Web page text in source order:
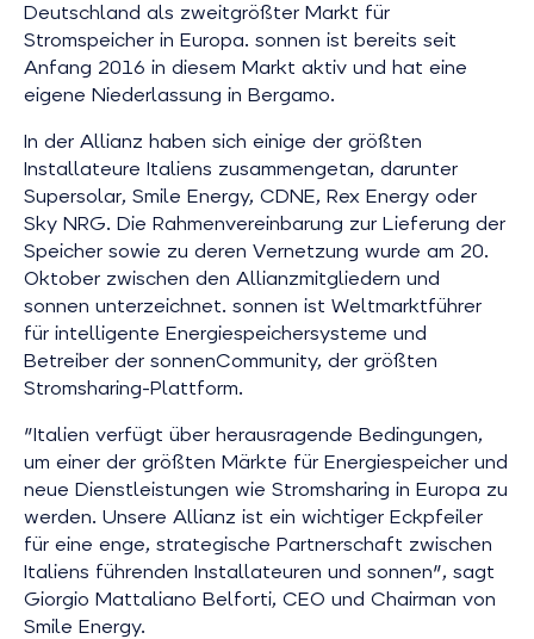
Deutschland als zweitgrößter Markt für
Stromspeicher in Europa. sonnen ist bereits seit
Anfang 2016 in diesem Markt aktiv und hat eine
eigene Niederlassung in Bergamo.
In der Allianz haben sich einige der größten
Installateure Italiens zusammengetan, darunter
Supersolar, Smile Energy, CDNE, Rex Energy oder
Sky NRG. Die Rahmenvereinbarung zur Lieferung der
Speicher sowie zu deren Vernetzung wurde am 20.
Oktober zwischen den Allianzmitgliedern und
sonnen unterzeichnet. sonnen ist Weltmarktführer
für intelligente Energiespeichersysteme und
Betreiber der sonnenCommunity, der größten
Stromsharing-Plattform.
"Italien verfügt über herausragende Bedingungen,
um einer der größten Märkte für Energiespeicher und
neue Dienstleistungen wie Stromsharing in Europa zu
werden. Unsere Allianz ist ein wichtiger Eckpfeiler
für eine enge, strategische Partnerschaft zwischen
Italiens führenden Installateuren und sonnen", sagt
Giorgio Mattaliano Belforti, CEO und Chairman von
Smile Energy.